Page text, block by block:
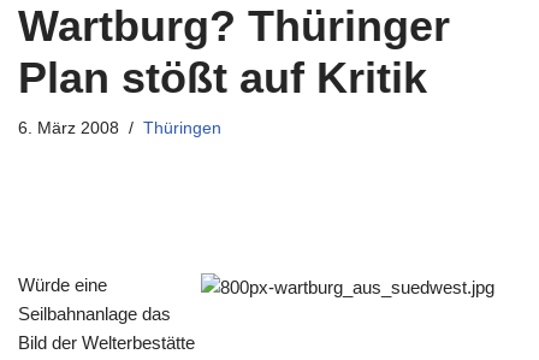
Wartburg? Thüringer
Plan stößt auf Kritik
6. März 2008 Thüringen
Würde eine
Seilbahnanlage das
Bild der Welterbestätte